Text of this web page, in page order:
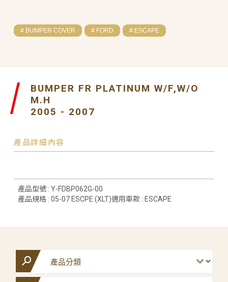
# BUMPER COVER # FORD # ESCAPE
BUMPER FR PLATINUM W/F,W/O
M.H
2005 - 2007
產品詳細內容
產品型號 : Y-FDBP062G-00
產品規格 : 05-07 ESCPE (XLT)適用車款 : ESCAPE